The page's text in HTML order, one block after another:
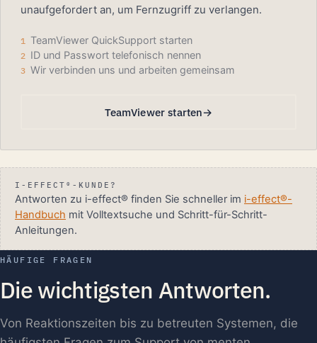
unaufgefordert an, um Fernzugriff zu verlangen.
1 TeamViewer QuickSupport starten
2 ID und Passwort telefonisch nennen
3 Wir verbinden uns und arbeiten gemeinsam
TeamViewer starten
I-EFFECT®-KUNDE?
Antworten zu i-effect® finden Sie schneller im i-effect®-
Handbuch mit Volltextsuche und Schritt-für-Schritt-
Anleitungen.
HÄUFIGE FRAGEN
Die wichtigsten Antworten.
Von Reaktionszeiten bis zu betreuten Systemen, die